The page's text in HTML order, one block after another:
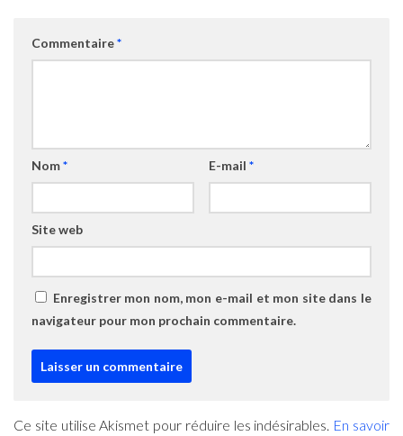
Commentaire*
Nom* E-mail *
Site web
Enregistrer mon nom, mon e-mail et mon site dans le
navigateur pour mon prochain commentaire.
Ce site utilise Akismet pour réduire les indésirables. En savoir